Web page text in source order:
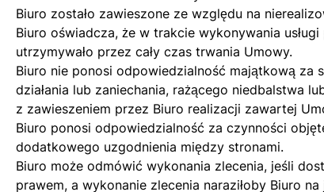
Biuro zostało zawieszone ze względu na
Biuro oświadcza, że w trakcie wykonywania
utrzymywało przez cały czas trwania Umowy.
Biuro nie ponosi odpowiedzialność majątkową
działania lub zaniechania, rażącego niedbalstwa
z zawieszeniem przez Biuro realizacji zawartej
Biuro ponosi odpowiedzialność za czynności
dodatkowego uzgodnienia między stronami.
Biuro może odmówić wykonania zlecenia, jeśli
prawem, a wykonanie zlecenia naraziłoby Biuro